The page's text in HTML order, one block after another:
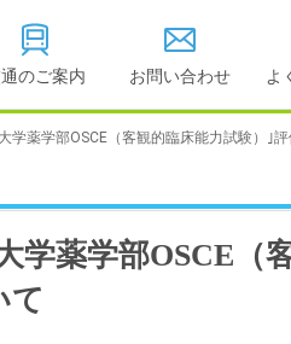
のご案内 お問い合わせ よ
学情報の公開
報公開
教学に関する情報
検・評価
ャンパス敷地建物面
積・耐震化率
設置計画履行状
学薬学部OSCE（客観的臨床能力試験）｣
学薬学部OSCE（
て